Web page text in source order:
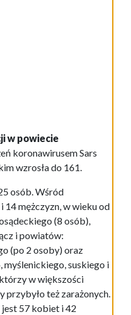
w powiecie
koronawirusem Sars
wzrosła do 161.
osób. Wśród
mężczyzn, w wieku od
(8 osób),
i powiatów:
(po 2 osoby) oraz
suskiego i
w większości
też zarażonych.
jest 57 kobiet i 42